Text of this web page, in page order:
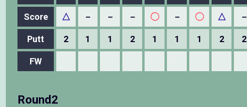
Score △ － － － ◯ － ◯ △ －
Putt 2 1 1 2 1 1 1 2 2
FW
Round2